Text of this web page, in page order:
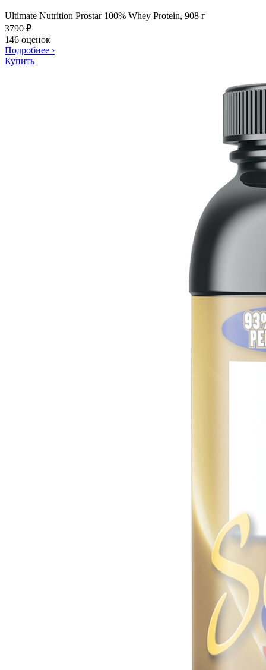
Ultimate Nutrition Prostar 100% Whey Protein, 908 г
3790 ₽
146 оценок
Подробнее ›
Купить